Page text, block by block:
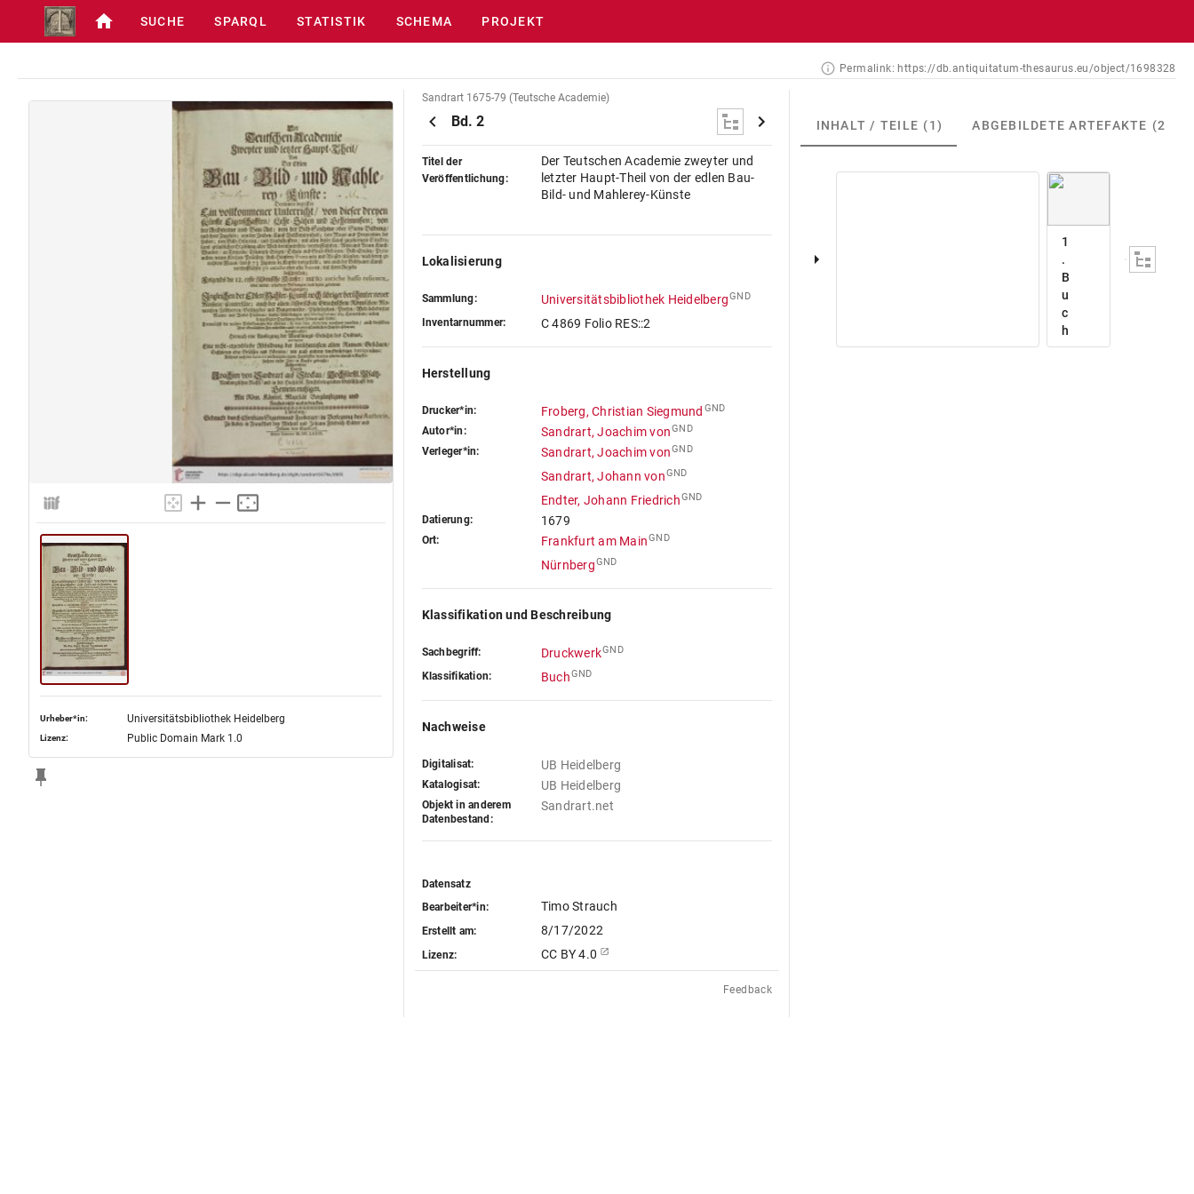
SUCHE SPARQL STATISTIK SCHEMA PROJEKT
Permalink: https://db.antiquitatum-thesaurus.eu/object/1698328
Urheber*in: Universitätsbibliothek Heidelberg
Lizenz: Public Domain Mark 1.0
Sandrart 1675-79 (Teutsche Academie)
Bd. 2
Titel der
Veröffentlichung:
Der Teutschen Academie zweyter und
letzter Haupt-Theil von der edlen Bau-
Bild- und Mahlerey-Künste
Lokalisierung
Sammlung: Universitätsbibliothek HeidelbergGND
Inventarnummer: C 4869 Folio RES::2
Herstellung
Drucker*in: Froberg, Christian Siegmund GND
Autor*in: Sandrart, Joachim vonGND
Verleger*in: Sandrart, Joachim vonGND
Sandrart, Johann vonGND
Endter, Johann FriedrichGND
Datierung: 1679
Ort: Frankfurt am MainGND
NürnbergGND
Klassifikation und Beschreibung
Sachbegriff: DruckwerkGND
Klassifikation: BuchGND
Nachweise
Digitalisat: UB Heidelberg
Katalogisat: UB Heidelberg
Objekt in anderem
Datenbestand:
Sandrart.net
Datensatz
Bearbeiter*in:
Timo Strauch
Erstellt am: 8/17/2022
Lizenz: CC BY 4.0
Feedback
INHALT / TEILE (1) ABGEBILDETE ARTEFAKTE (2)
1
.
B
u
c
h